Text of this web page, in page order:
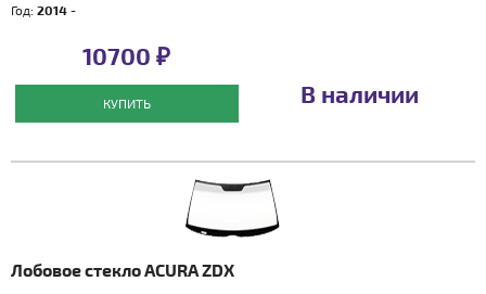
Год: 2014 -
10700 ₽
КУПИТЬ В наличии
Лобовое стекло ACURA ZDX